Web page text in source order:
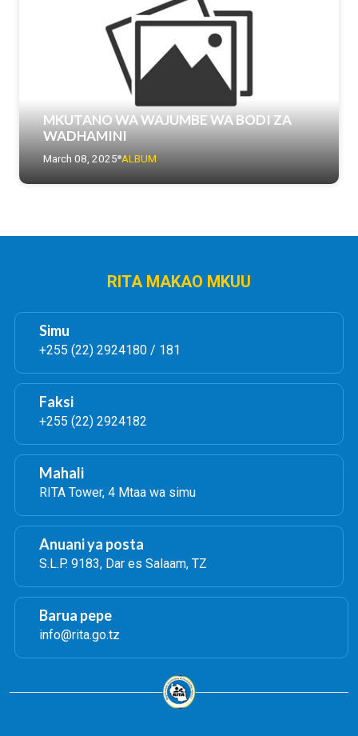
MKUTANO WA WAJUMBE WA BODI ZA
WADHAMINI
March 08, 2025 ALBUM
RITA MAKAO MKUU
Simu
+255 (22) 2924180 / 181
Faksi
+255 (22) 2924182
Mahali
RITA Tower, 4 Mtaa wa simu
Anuani ya posta
S.L.P. 9183, Dar es Salaam, TZ
Barua pepe
info@rita.go.tz